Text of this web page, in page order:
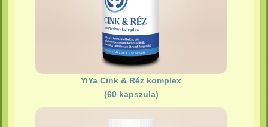
YiYa Cink & Réz komplex
(60 kapszula)